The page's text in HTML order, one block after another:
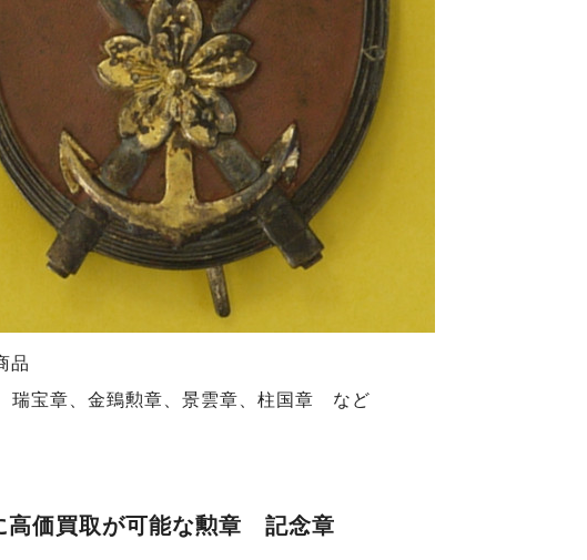
品
瑞宝章、 金鵄勲章、 景雲章、 柱国章 など
高価買取が可能な勲章 記念章